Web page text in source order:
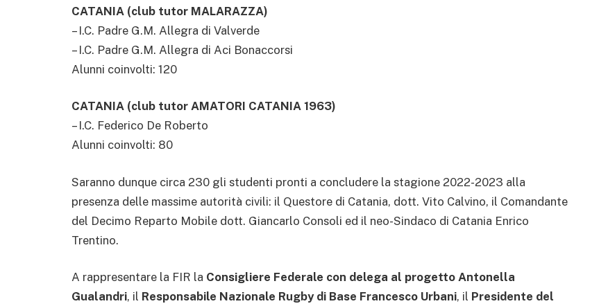
CATANIA (club tutor MALARAZZA)
– I.C. Padre G.M. Allegra di Valverde
– I.C. Padre G.M. Allegra di Aci Bonaccorsi
Alunni coinvolti: 120
CATANIA (club tutor AMATORI CATANIA 1963)
– I.C. Federico De Roberto
Alunni coinvolti: 80
Saranno dunque circa 230 gli studenti pronti a concludere la stagione 2022-2023 alla
presenza delle massime autorità civili: il Questore di Catania, dott. Vito Calvino, il Comandante
del Decimo Reparto Mobile dott. Giancarlo Consoli ed il neo-Sindaco di Catania Enrico
Trentino.
A rappresentare la FIR la Consigliere Federale con delega al progetto Antonella
Gualandri, il Responsabile Nazionale Rugby di Base Francesco Urbani, il Presidente del